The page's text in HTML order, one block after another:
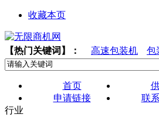
收藏本页
【热门关键词】： 高速包装机 包
首页
申请链接
联
行业